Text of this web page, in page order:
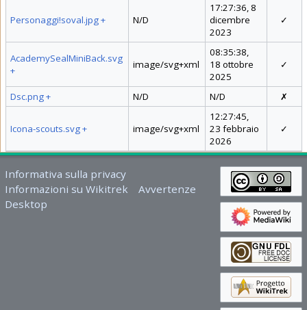
Personaggi!soval.jpg+ N/D
17:27:36, 8
dicembre
2023
✓
AcademySealMiniBack.svg
+
image/svg+xml
08:35:38,
18 ottobre
2025
✓
Dsc.png+ N/D N/D ✗
Icona-scouts.svg+ image/svg+xml
12:27:45,
23 febbraio
2026
✓
Informativa sulla privacy
Informazioni su Wikitrek
Avvertenze
Desktop